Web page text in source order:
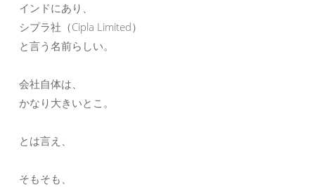
インドにあり、
シプラ社（Cipla Limited）
と言う名前らしい。
会社自体は、
かなり大きいとこ。
とは言え、
そもそも、